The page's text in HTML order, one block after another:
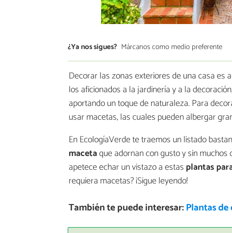
¿Ya nos sigues? Márcanos como medio preferente
Decorar las zonas exteriores de una casa es
los aficionados a la jardinería y a la
aportando un toque de naturaleza. Para
usar macetas, las cuales pueden albergar
En EcologíaVerde te traemos un listado
macetaque adornan con gusto y sin
apetece echar un vistazo a estas plantas
requiera macetas? ¡Sigue leyendo!
También te puede interesar:Plantas